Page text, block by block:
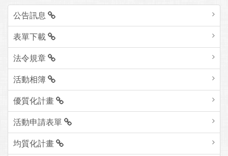
公告訊息
表單下載
法令規章
活動相簿
優質化計畫
活動申請表單
均質化計畫